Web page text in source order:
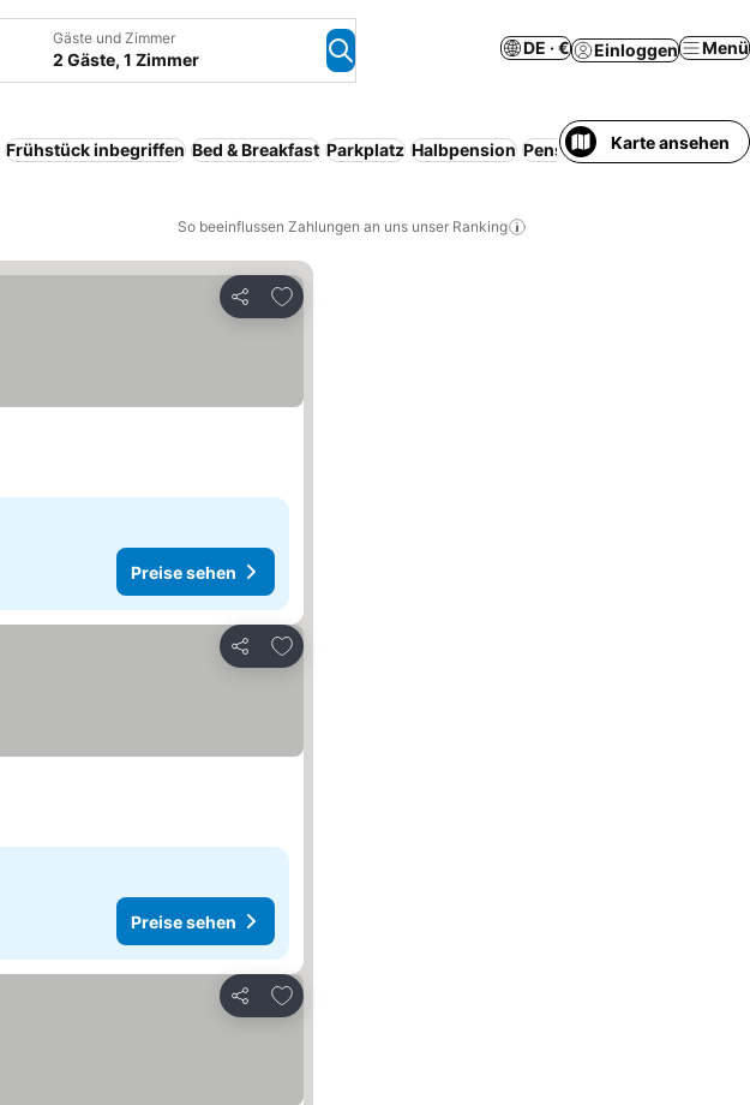
Gäste und Zimmer
2 Gäste, 1 Zimmer
DE · € Einloggen Menü
Frühstück inbegriffen Bed & Breakfast Parkplatz Halbpension Pension Innenpool
Karte ansehen
So beeinflussen Zahlungen an uns unser Ranking
Teilen
Zu Favoriten hinzufügen
Preise sehen
Teilen
Zu Favoriten hinzufügen
Preise sehen
Teilen
Zu Favoriten hinzufügen